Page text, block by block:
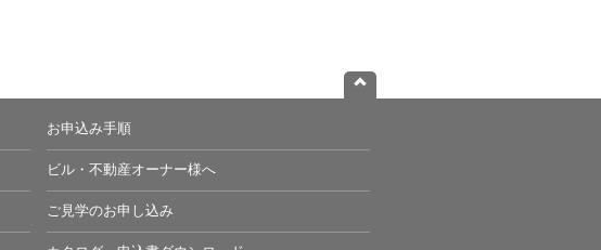
お申込み手順
ビル・不動産オーナー様へ
ご見学のお申し込み